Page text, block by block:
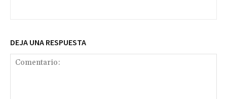
DEJA UNA RESPUESTA